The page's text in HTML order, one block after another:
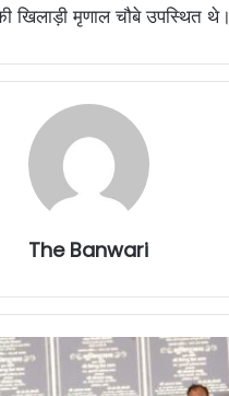
खिलाड़ी मृणाल चौबे उपस्थित थे।
The Banwari